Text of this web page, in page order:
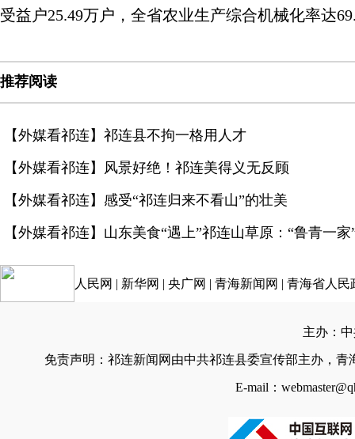
受益户25.49万户，全省农业生产综合机械化率达
推荐阅读
【外媒看祁连】祁连县不拘一格用人才
【外媒看祁连】风景好绝！祁连美得义无反顾
【外媒看祁连】感受“祁连归来不看山”的壮美
【外媒看祁连】山东美食“遇上”祁连山草原：“鲁青一
人民网 | 新华网 | 央广网 | 青海新闻网 | 青海省人民
主办：
免责声明：祁连新闻网由中共祁连县委宣传部主办，
E-mail：